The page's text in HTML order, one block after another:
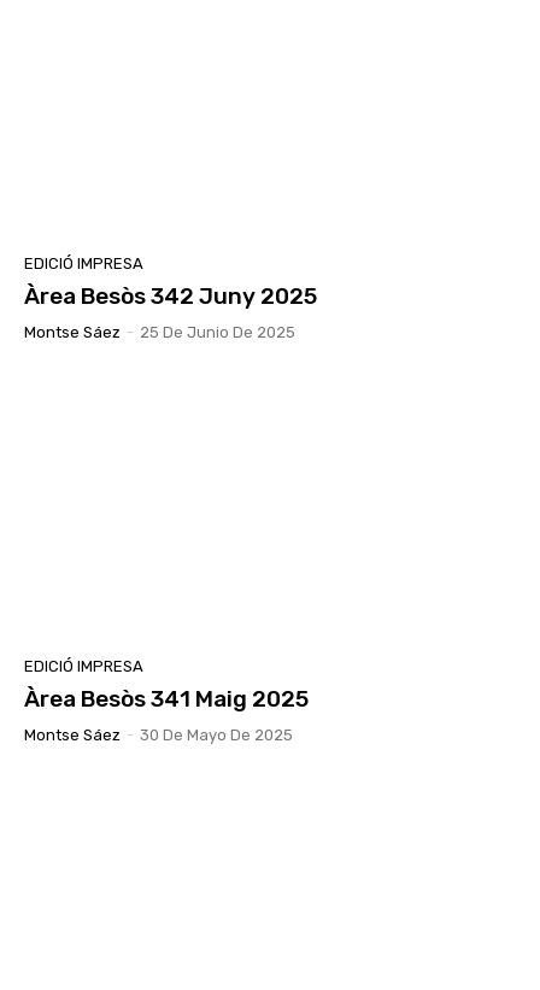
EDICIÓ IMPRESA
Àrea Besòs 342 Juny 2025
Montse Sáez - 25 De Junio De 2025
EDICIÓ IMPRESA
Àrea Besòs 341 Maig 2025
Montse Sáez - 30 De Mayo De 2025